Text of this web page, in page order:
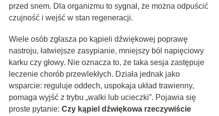
przed snem. Dla organizmu to sygnał, że można odpuścić
czujność i wejść w stan regeneracji.
Wiele osób zgłasza po kąpieli dźwiękowej poprawę
nastroju, łatwiejsze zasypianie, mniejszy ból napięciowy
karku czy głowy. Nie oznacza to, że taka sesja zastępuje
leczenie chorób przewlekłych. Działa jednak jako
wsparcie: reguluje oddech, uspokaja układ trawienny,
pomaga wyjść z trybu „walki lub ucieczki”. Pojawia się
proste pytanie: Czy kąpiel dźwiękowa rzeczywiście